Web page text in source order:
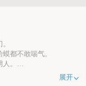
都不敢喘气。
。
，那双看不见的眼展开